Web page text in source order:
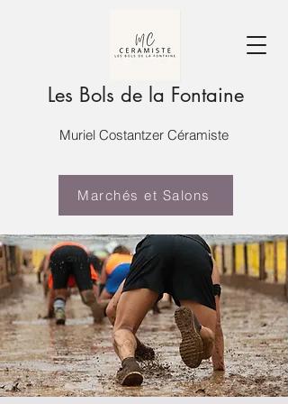
Les Bols de la Fontaine
Muriel Costantzer Céramiste
Marchés et Salons